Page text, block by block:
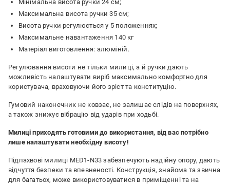
Мінімальна висота ручки 24 см;
Максимальна висота ручки 35 см;
Висота ручки регулюється у 5 положеннях;
Максимальне навантаження 140 кг
Матеріал виготовлення: алюміній.
Регулювання висоти не тільки милиці, а й ручки дають
можливість налаштувати виріб максимально комфортно для
користувача, враховуючи його зріст та конституцію.
Гумовий наконечник не ковзає, не залишає слідів на поверхнях,
а також знижує вібрацію від ударів при ходьбі.
Милиці приходять готовими до використання, від вас потрібно
лише налаштувати необхідну висоту!
Підпахвові милиці MED1-N33 забезпечують надійну опору, дають
відчуття безпеки та впевненості. Конструкція, знайома та звична
для багатьох, може використовуватися в приміщенні та на